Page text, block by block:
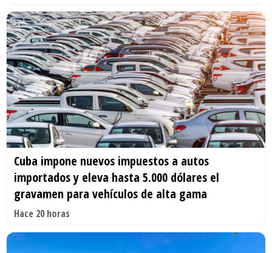
Cuba impone nuevos impuestos a autos
importados y eleva hasta 5.000 dólares el
gravamen para vehículos de alta gama
Hace 20 horas